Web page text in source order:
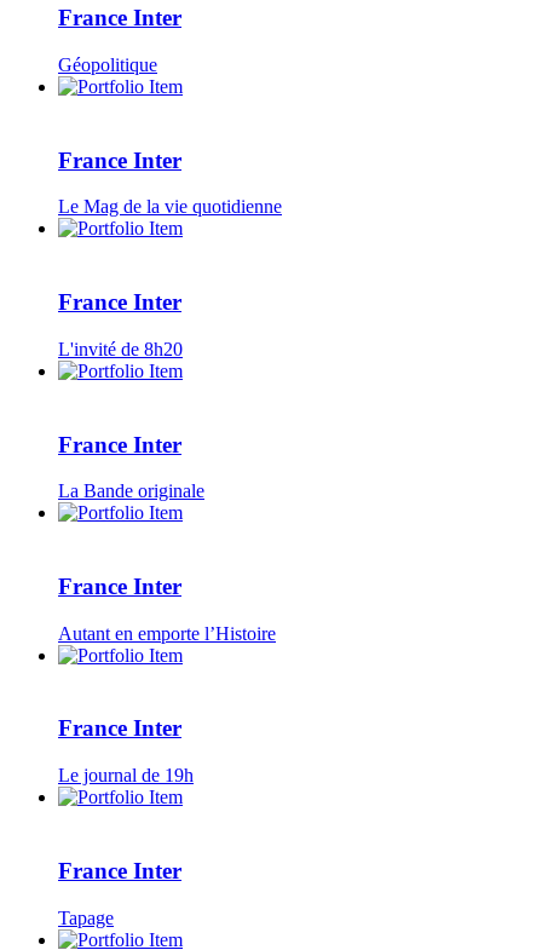
France Inter
Géopolitique
France Inter
Le Mag de la vie quotidienne
France Inter
L'invité de 8h20
France Inter
La Bande originale
France Inter
Autant en emporte l’Histoire
France Inter
Le journal de 19h
France Inter
Tapage